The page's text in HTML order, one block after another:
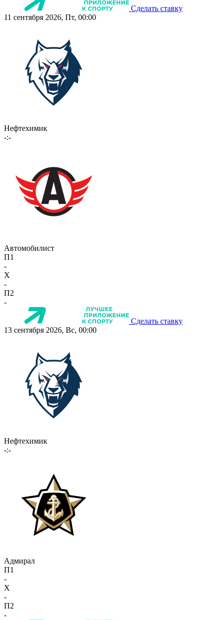
Сделать ставку
11 сентября 2026, Пт, 00:00
Нефтехимик
-:-
Автомобилист
П1
-
X
-
П2
-
Сделать ставку
13 сентября 2026, Вс, 00:00
Нефтехимик
-:-
Адмирал
П1
-
X
-
П2
-